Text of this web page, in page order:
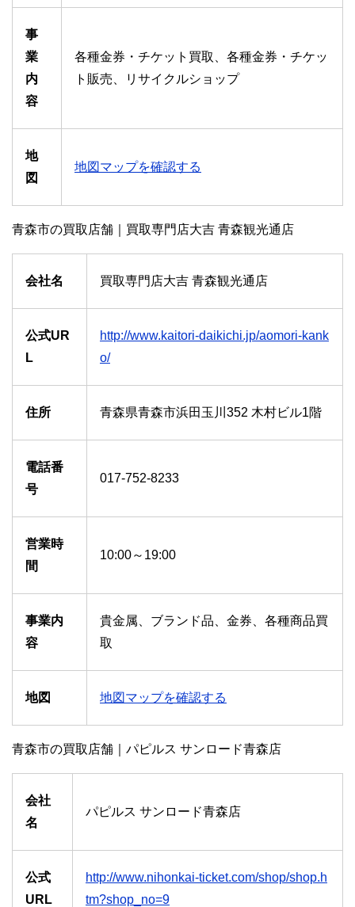
事
業
内
容
各種金券・チケット買取、各種金券・チケッ
ト販売、リサイクルショップ
地
図
地図マップを確認する
青森市の買取店舗｜買取専門店大吉 青森観光通店
会社名 買取専門店大吉 青森観光通店
公式UR
L
http://www.kaitori-daikichi.jp/aomori-kank
o/
住所 青森県青森市浜田玉川352 木村ビル1階
電話番
号
017-752-8233
営業時
間
10:00～19:00
事業内
容
貴金属、ブランド品、金券、各種商品買
取
地図 地図マップを確認する
青森市の買取店舗｜パピルス サンロード青森店
会社
名
パピルス サンロード青森店
公式
URL
http://www.nihonkai-ticket.com/shop/shop.h
tm?shop_no=9